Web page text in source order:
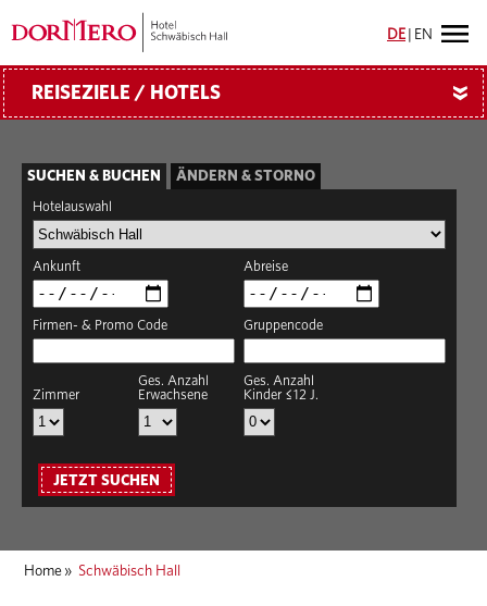
DE EN
REISEZIELE / HOTELS »
SUCHEN & BUCHEN ÄNDERN & STORNO
Hotelauswahl
Ankunft Abreise
Firmen- & Promo Code Gruppencode
Zimmer
Ges. Anzahl
Erwachsene
Ges. Anzahl
Kinder ≤12 J.
JETZT SUCHEN
Home » Schwäbisch Hall